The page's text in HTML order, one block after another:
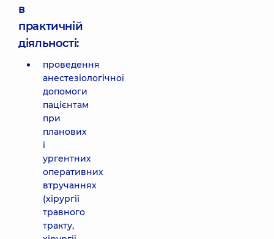
в
практичній
діяльності:
проведення
анестезіологічної
допомоги
пацієнтам
при
планових
і
ургентних
оперативних
втручаннях
(хірургії
травного
тракту,